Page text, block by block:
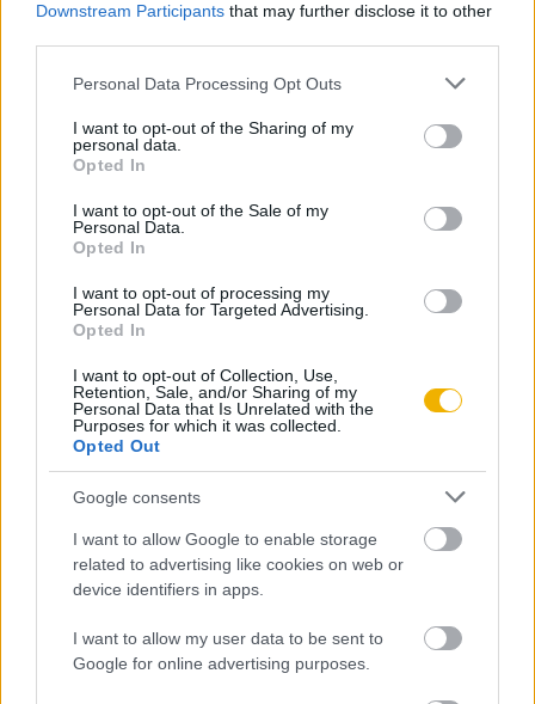
Downstream Participants that may further disclose it to other
Please note that this website/app uses one or more Google
not limited to your visit or usage behaviour. You may click to
grant or deny consent to Google and its third-party tags to
use your data for below specified purposes in below Google
consent section.
Personal Data Processing Opt Outs
I want to opt-out of the Sharing of my
personal data.
Opted In
I want to opt-out of the Sale of my
Personal Data.
Opted In
I want to opt-out of processing my
Personal Data for Targeted Advertising.
Opted In
I want to opt-out of Collection, Use,
Retention, Sale, and/or Sharing of my
Personal Data that Is Unrelated with the
Purposes for which it was collected.
Opted Out
Google consents
I want to allow Google to enable storage
related to advertising like cookies on web or
device identifiers in apps.
I want to allow my user data to be sent to
Google for online advertising purposes.
Már előfizetőnk?Ha már regisztrált a Rubicon
Online-on, kattintson ide:
Ha még nem
REGISZTRÁCIÓ.
Johancsik János
Ismerje meg
Lapszám